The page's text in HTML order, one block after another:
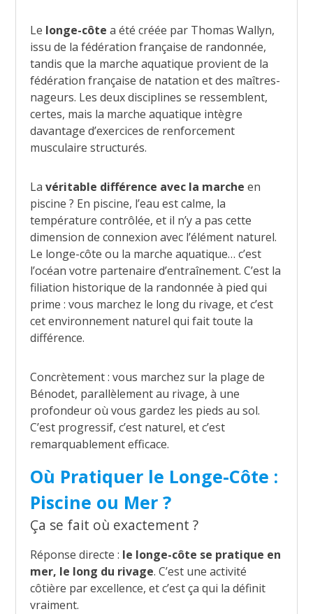
Le longe-côtea été créée par Thomas Wallyn,
issu de la fédération française de randonnée,
tandis que la marche aquatique provient de la
fédération française de natation et des maîtres-
nageurs. Les deux disciplines se ressemblent,
certes, mais la marche aquatique intègre
davantage d’exercices de renforcement
musculaire structurés.
Lavéritable différence avec la marche en
piscine ? En piscine, l’eau est calme, la
température contrôlée, et il n’y a pas cette
dimension de connexion avec l’élément naturel.
Le longe-côte ou la marche aquatique… c’est
l’océan votre partenaire d’entraînement. C’est la
filiation historique de la randonnée à pied qui
prime : vous marchez le long du rivage, et c’est
cet environnement naturel qui fait toute la
différence.
Concrètement : vous marchez sur la plage de
Bénodet, parallèlement au rivage, à une
profondeur où vous gardez les pieds au sol.
C’est progressif, c’est naturel, et c’est
remarquablement efficace.
Où Pratiquer le Longe-Côte :
Piscine ou Mer ?
Ça se fait où exactement ?
Réponse directe : le longe-côte se pratique en
mer, le long du rivage. C’est une activité
côtière par excellence, et c’est ça qui la définit
vraiment.